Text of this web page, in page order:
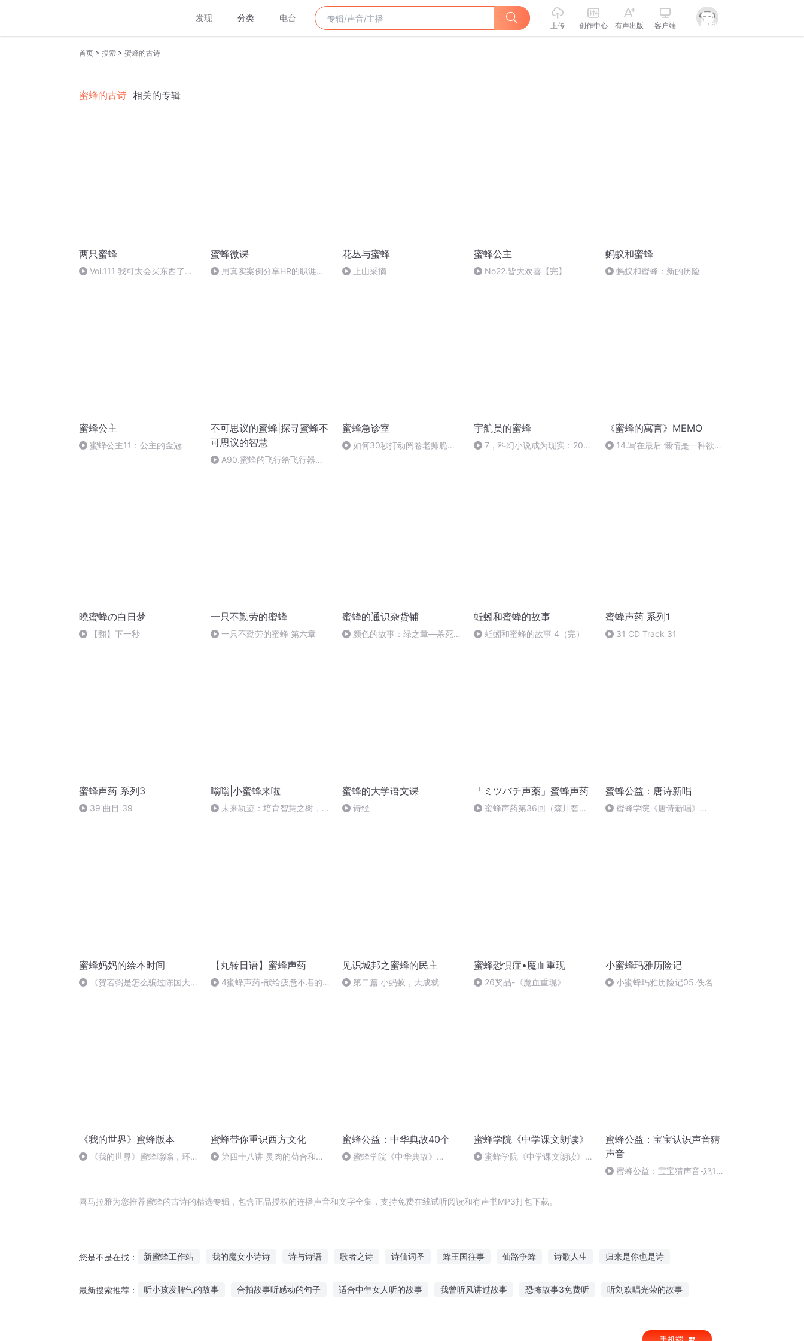
发现 分类 电台
上传 创作中心 有声出版 客户端
首页 > 搜索 > 蜜蜂的古诗
蜜蜂的古诗 相关的专辑
两只蜜蜂
Vol.111 我可太会买东西了
蜜蜂微课
用真实案例分享HR的职涯胜
花丛与蜜蜂
上山采摘
蜜蜂公主
No22.皆大欢喜【完】
蚂蚁和蜜蜂
蚂蚁和蜜蜂：新的历险
蜜蜂公主
蜜蜂公主11：公主的金冠
不可思议的蜜蜂|探寻蜜蜂不
可思议的智慧
A90.蜜蜂的飞行给飞行器的
蜜蜂急诊室
如何30秒打动阅卷老师脆弱
宇航员的蜜蜂
7，科幻小说成为现实：2011
《蜜蜂的寓言》MEMO
14.写在最后 懒惰是一种欲望
曉蜜蜂の白日梦
【翻】下一秒
一只不勤劳的蜜蜂
一只不勤劳的蜜蜂 第六章
蜜蜂的通识杂货铺
颜色的故事：绿之章—杀死拿
蚯蚓和蜜蜂的故事
蚯蚓和蜜蜂的故事 4（完）
蜜蜂声药 系列1
31 CD Track 31
蜜蜂声药 系列3
39 曲目 39
嗡嗡|小蜜蜂来啦
未来轨迹：培育智慧之树，启
蜜蜂的大学语文课
诗经
「ミツバチ声薬」蜜蜂声药
蜜蜂声药第36回（森川智
蜜蜂公益：唐诗新唱
蜜蜂学院《唐诗新唱》
蜜蜂妈妈的绘本时间
《贺若弼是怎么骗过陈国大军
【丸转日语】蜜蜂声药
4蜜蜂声药-献给疲惫不堪的
见识城邦之蜜蜂的民主
第二篇 小蚂蚁，大成就
蜜蜂恐惧症•魔血重现
26奖品-《魔血重现》
小蜜蜂玛雅历险记
小蜜蜂玛雅历险记05.佚名
《我的世界》蜜蜂版本
《我的世界》蜜蜂嗡嗡，环绕
蜜蜂带你重识西方文化
第四十八讲 灵肉的苟合和挣
蜜蜂公益：中华典故40个
蜜蜂学院《中华典故》
蜜蜂学院《中学课文朗读》
蜜蜂学院《中学课文朗读》
蜜蜂公益：宝宝认识声音猜
声音
蜜蜂公益：宝宝猜声音-鸡10-
喜马拉雅为您推荐蜜蜂的古诗的精选专辑，包含正品授权的连播声音和文字全集，支持免费在线试听阅读和有声书MP3打包下载。
您是不是在找： 新蜜蜂工作站 我的魔女小诗诗 诗与诗语 歌者之诗 诗仙词圣 蜂王国往事 仙路争蜂 诗歌人生 归来是你也是诗
最新搜索推荐： 听小孩发脾气的故事 合拍故事听感动的句子 适合中年女人听的故事 我曾听风讲过故事 恐怖故事3免费听 听刘欢唱光荣的故事